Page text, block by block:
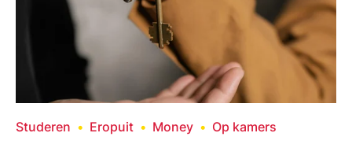
Studeren Eropuit Money Op kamers